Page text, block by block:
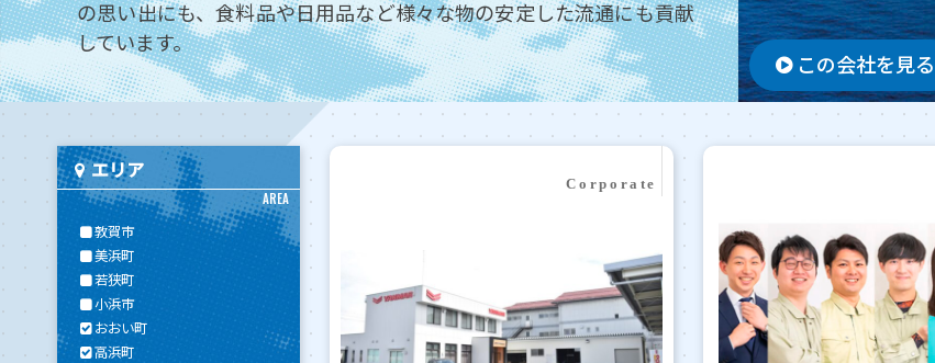
の思い出にも、食料品や日用品など様々な物の安定した流通にも貢献
しています。
この会社を見る
エリア
AREA
敦賀市
美浜町
若狭町
小浜市
おおい町
高浜町